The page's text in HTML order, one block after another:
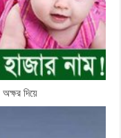
দিয়ে